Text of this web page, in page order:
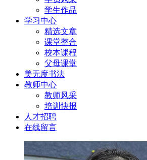
学生作品
学习中心
精选文章
课堂整合
校本课程
父母课堂
美无度书法
教师中心
教师风采
培训快报
人才招聘
在线留言